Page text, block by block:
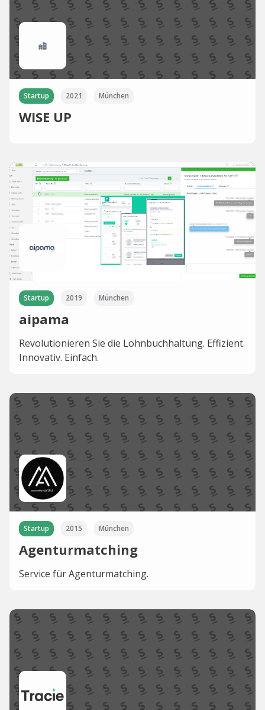
Startup 2021 München
WISE UP
Startup 2019 München
aipama
Revolutionieren Sie die Lohnbuchhaltung. Effizient.
Innovativ. Einfach.
Startup 2015 München
Agenturmatching
Service für Agenturmatching.